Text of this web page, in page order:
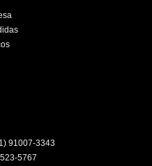
91007-3343
5767